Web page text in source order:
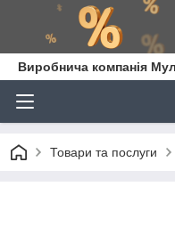
Виробнича компанія
Товари та послуги